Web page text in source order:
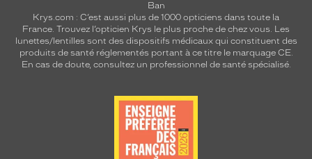
Ban
Krys.com : C’est aussi plus de 1000 opticiens dans toute la
France. Trouvez l’opticien Krys le plus proche de chez vous. Les
lunettes/lentilles sont des dispositifs médicaux qui constituent des
produits de santé réglementés portant à ce titre le marquage CE.
En cas de doute, consultez un professionnel de santé spécialisé.